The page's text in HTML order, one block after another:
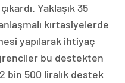
Yaklaşık 35
kırtasiyelerde
yapılarak ihtiyaç
bu destekten
bin 500 liralık destek